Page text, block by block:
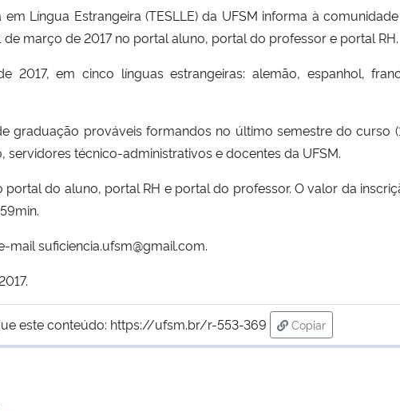
Língua Estrangeira (TESLLE) da UFSM informa à
março de 2017 no portal aluno, portal do professor e portal RH.
em cinco línguas estrangeiras: alemão, espanhol,
graduação prováveis formandos no último semestre do curso
técnico-administrativos e docentes da UFSM.
do aluno, portal RH e portal do professor. O valor da
suficiencia.ufsm@gmail.com.
este conteúdo: https://ufsm.br/r-553-369
Copiar
para área de